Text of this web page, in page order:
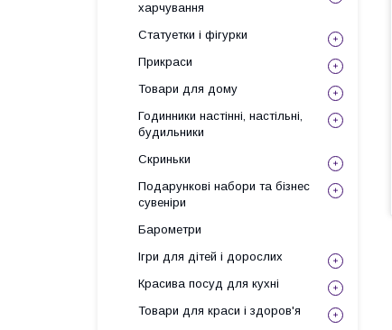
харчування
Статуетки і фігурки
Прикраси
Товари для дому
Годинники настінні, настільні,
будильники
Скриньки
Подарункові набори та бізнес
сувеніри
Барометри
Ігри для дітей і дорослих
Красива посуд для кухні
Товари для краси і здоров'я